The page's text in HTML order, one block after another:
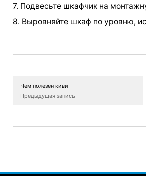
7. Подвесьте шкафчик на
8. Выровняйте шкаф по уровню,
Чем полезен киви
Предыдущая запись